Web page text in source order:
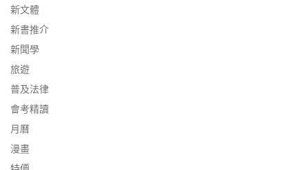
新文體
新書推介
新聞學
旅遊
普及法律
會考精讀
月曆
漫畫